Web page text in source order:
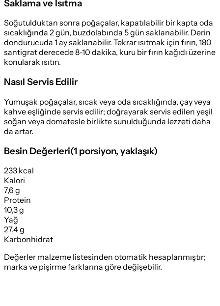
Saklama ve Isıtma
Soğutulduktan sonra poğaçalar, kapatılabilir bir kapta oda
sıcaklığında 2 gün, buzdolabında 5 gün saklanabilir. Derin
dondurucuda 1 ay saklanabilir. Tekrar ısıtmak için fırın, 180
santigrat derecede 8-10 dakika, kuru bir fırın kağıdı üzerine
konularak ısıtın.
Nasıl Servis Edilir
Yumuşak poğaçalar, sıcak veya oda sıcaklığında, çay veya
kahve eşliğinde servis edilir; doğrayarak servis edilen yeşil
soğan veya domatesle birlikte sunulduğunda lezzeti daha
da artar.
Besin Değerleri(1 porsiyon, yaklaşık)
233 kcal
Kalori
7,6 g
Protein
10,3 g
Yağ
27,4 g
Karbonhidrat
Değerler malzeme listesinden otomatik hesaplanmıştır;
marka ve pişirme farklarına göre değişebilir.